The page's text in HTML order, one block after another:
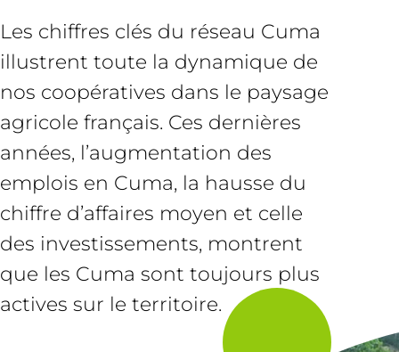
Les chiffres clés du réseau Cuma
illustrent toute la dynamique de
nos coopératives dans le paysage
agricole français. Ces dernières
années, l’augmentation des
emplois en Cuma, la hausse du
chiffre d’affaires moyen et celle
des investissements, montrent
que les Cuma sont toujours plus
actives sur le territoire.